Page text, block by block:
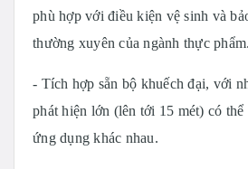
phù hợp với điều kiện vệ sinh và
thường xuyên của ngành thực phẩm.
- Tích hợp sẵn bộ khuếch đại, với
phát hiện lớn (lên tới 15 mét) có
ứng dụng khác nhau.